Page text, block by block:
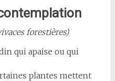
forestières)
qui apaise ou qui
plantes mettent